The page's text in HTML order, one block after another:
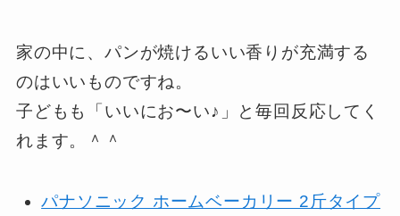
家の中に、パンが焼けるいい香りが充満する
のはいいものですね。
子どもも「いいにお〜い♪」と毎回反応してく
れます。＾＾
パナソニック ホームベーカリー 2斤タイプ